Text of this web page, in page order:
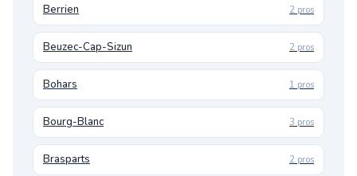
Berrien 2 pros
Beuzec-Cap-Sizun 2 pros
Bohars 1 pros
Bourg-Blanc 3 pros
Brasparts 2 pros